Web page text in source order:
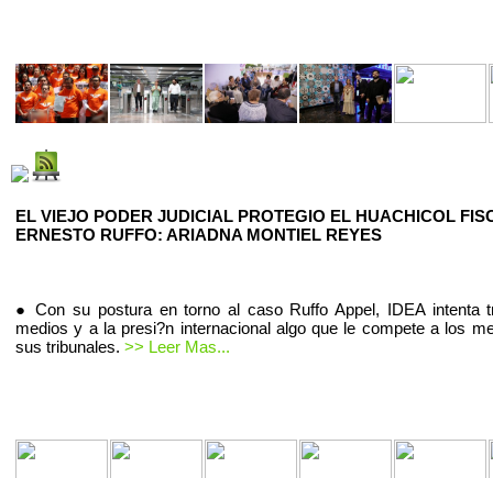
EL VIEJO PODER JUDICIAL PROTEGIO EL HUACHICOL
ERNESTO RUFFO: ARIADNA MONTIEL REYES
● Con su postura en torno al caso Ruffo Appel, IDEA intenta
medios y a la presi?n internacional algo que le compete a los
sus tribunales. >> Leer Mas...